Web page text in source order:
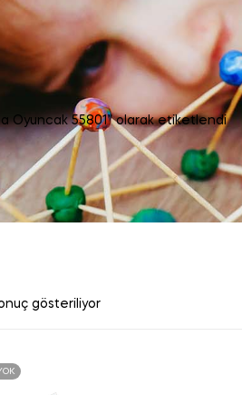
Oyuncak 55801” olarak etiketlendi
gösteriliyor